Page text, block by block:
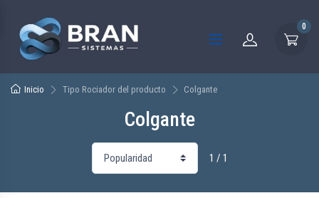
0
Inicio Tipo Rociador del producto Colgante
Colgante
1 / 1